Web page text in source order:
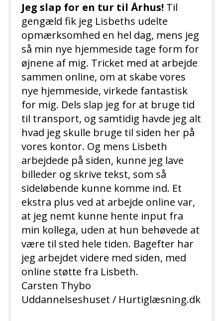
Jeg slap for en tur til Århus! Til
gengæld fik jeg Lisbeths udelte
opmærksomhed en hel dag, mens jeg
så min nye hjemmeside tage form for
øjnene af mig. Tricket med at arbejde
sammen online, om at skabe vores
nye hjemmeside, virkede fantastisk
for mig. Dels slap jeg for at bruge tid
til transport, og samtidig havde jeg alt
hvad jeg skulle bruge til siden her på
vores kontor. Og mens Lisbeth
arbejdede på siden, kunne jeg lave
billeder og skrive tekst, som så
sideløbende kunne komme ind. Et
ekstra plus ved at arbejde online var,
at jeg nemt kunne hente input fra
min kollega, uden at hun behøvede at
være til sted hele tiden. Bagefter har
jeg arbejdet videre med siden, med
online støtte fra Lisbeth.
Carsten Thybo
Uddannelseshuset / Hurtiglæsning.dk